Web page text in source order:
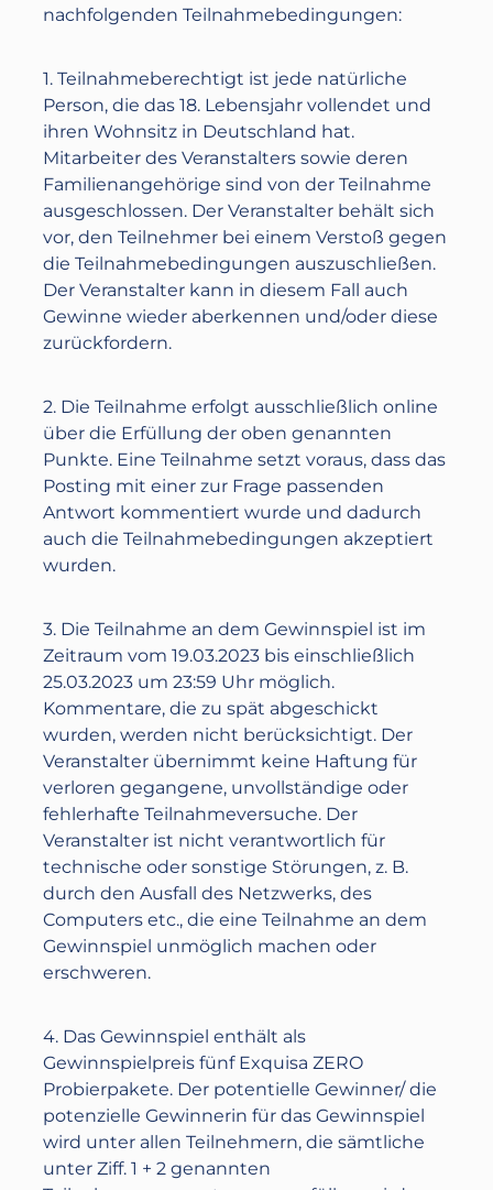
nachfolgenden Teilnahmebedingungen:
1. Teilnahmeberechtigt ist jede natürliche
Person, die das 18. Lebensjahr vollendet und
ihren Wohnsitz in Deutschland hat.
Mitarbeiter des Veranstalters sowie deren
Familienangehörige sind von der Teilnahme
ausgeschlossen. Der Veranstalter behält sich
vor, den Teilnehmer bei einem Verstoß gegen
die Teilnahmebedingungen auszuschließen.
Der Veranstalter kann in diesem Fall auch
Gewinne wieder aberkennen und/oder diese
zurückfordern.
2. Die Teilnahme erfolgt ausschließlich online
über die Erfüllung der oben genannten
Punkte. Eine Teilnahme setzt voraus, dass das
Posting mit einer zur Frage passenden
Antwort kommentiert wurde und dadurch
auch die Teilnahmebedingungen akzeptiert
wurden.
3. Die Teilnahme an dem Gewinnspiel ist im
Zeitraum vom 19.03.2023 bis einschließlich
25.03.2023 um 23:59 Uhr möglich.
Kommentare, die zu spät abgeschickt
wurden, werden nicht berücksichtigt. Der
Veranstalter übernimmt keine Haftung für
verloren gegangene, unvollständige oder
fehlerhafte Teilnahmeversuche. Der
Veranstalter ist nicht verantwortlich für
technische oder sonstige Störungen, z. B.
durch den Ausfall des Netzwerks, des
Computers etc., die eine Teilnahme an dem
Gewinnspiel unmöglich machen oder
erschweren.
4. Das Gewinnspiel enthält als
Gewinnspielpreis fünf Exquisa ZERO
Probierpakete. Der potentielle Gewinner/ die
potenzielle Gewinnerin für das Gewinnspiel
wird unter allen Teilnehmern, die sämtliche
unter Ziff. 1 + 2 genannten